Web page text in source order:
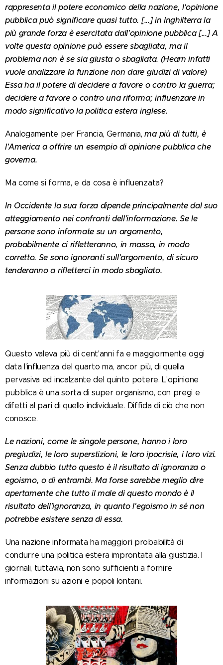
rappresenta il potere economico della nazione, l'opinione
pubblica può significare quasi tutto. [...] in Inghilterra la
più grande forza è esercitata dall'opinione pubblica [...] A
volte questa opinione può essere sbagliata, ma il
problema non è se sia giusta o sbagliata. (Hearn infatti
vuole analizzare la funzione non dare giudizi di valore)
Essa ha il potere di decidere a favore o contro la guerra;
decidere a favore o contro una riforma; influenzare in
modo significativo la politica estera inglese.
Analogamente per Francia, Germania,ma più di tutti, è
l'America a offrire un esempio di opinione pubblica che
governa.
Ma come si forma, e da cosa è influenzata?
In Occidente la sua forza dipende principalmente dal suo
atteggiamento nei confronti dell'informazione. Se le
persone sono informate su un argomento,
probabilmente ci rifletteranno, in massa, in modo
corretto. Se sono ignoranti sull'argomento, di sicuro
tenderanno a rifletterci in modo sbagliato.
Questo valeva più di cent'anni fa e maggiormente oggi
data l'influenza del quarto ma, ancor più, di quella
pervasiva ed incalzante del quinto potere. L'opinione
pubblica è una sorta di super organismo, con pregi e
difetti al pari di quello individuale. Diffida di ciò che non
conosce.
Le nazioni, come le singole persone, hanno i loro
pregiudizi, le loro superstizioni, le loro ipocrisie, i loro vizi.
Senza dubbio tutto questo è il risultato di ignoranza o
egoismo, o di entrambi. Ma forse sarebbe meglio dire
apertamente che tutto il male di questo mondo è il
risultato dell'ignoranza, in quanto l'egoismo in sé non
potrebbe esistere senza di essa.
Una nazione informata ha maggiori probabilità di
condurre una politica estera improntata alla giustizia. I
giornali, tuttavia, non sono sufficienti a fornire
informazioni su azioni e popoli lontani.